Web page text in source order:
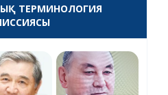
ТЕРМИНОЛОГИЯ